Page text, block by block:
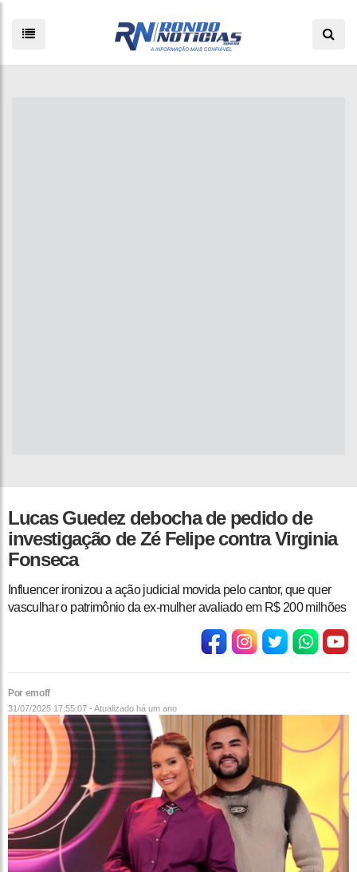
Lucas Guedez debocha de pedido de
investigação de Zé Felipe contra Virginia
Fonseca
Influencer ironizou a ação judicial movida pelo cantor, que quer
vasculhar o patrimônio da ex-mulher avaliado em R$ 200 milhões
Por emoff
31/07/2025 17:55:07 - Atualizado há um ano